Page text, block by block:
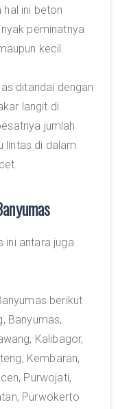
ini beton
peminatnya
kecil.
ditandai dengan
langit di
jumlah
lintas di dalam
ini antara juga
berikut
Banyumas,
Kalibagor,
Kembaran,
Purwojati,
Purwokerto